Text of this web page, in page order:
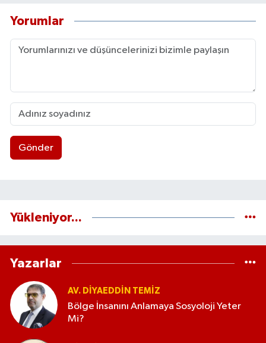
Yorumlar
Gönder
Yükleniyor...
Yazarlar
AV. DIYAEDDIN TEMIZ
Bölge İnsanını Anlamaya Sosyoloji Yeter
Mi?